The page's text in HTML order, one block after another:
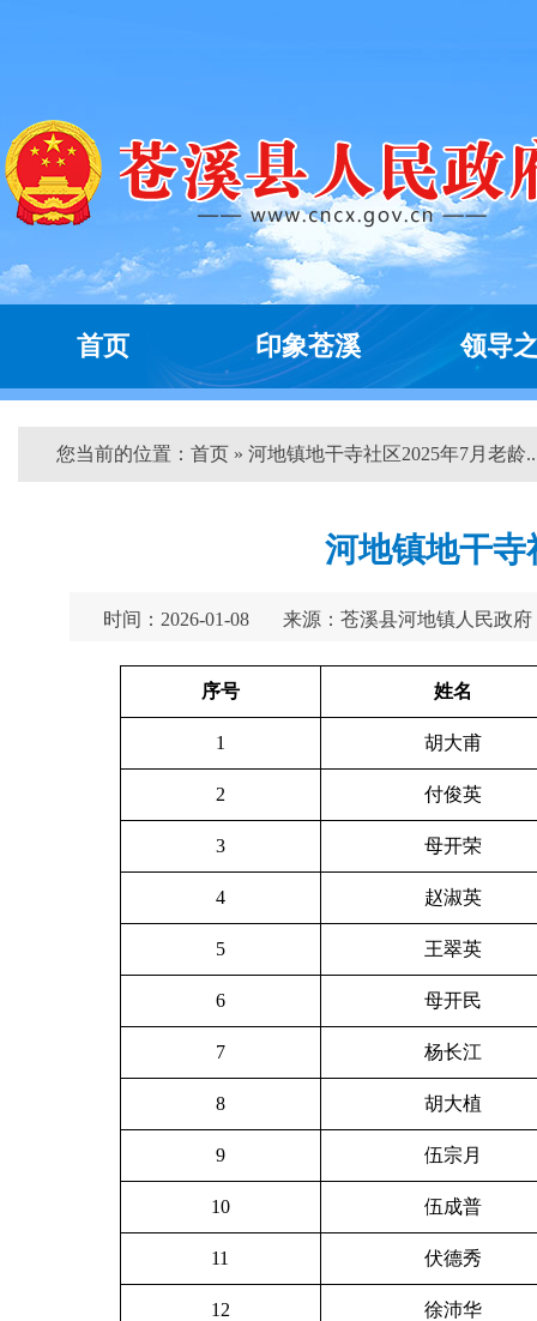
首页 印象苍溪 领导
您当前的位置： 首页 » 河地镇地干寺社区2025年7月老龄
河地镇地干寺
时间：2026-01-08 来源：苍溪县河地镇人民政府
序号 姓名
1 胡大甫
2 付俊英
3 母开荣
4 赵淑英
5 王翠英
6 母开民
7 杨长江
8 胡大植
9 伍宗月
10 伍成普
11 伏德秀
12 徐沛华